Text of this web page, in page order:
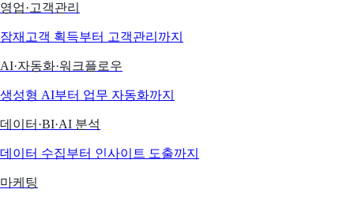
영업·고객관리
잠재고객 획득부터 고객관리까지
AI·자동화·워크플로우
생성형 AI부터 업무 자동화까지
데이터·BI·AI 분석
데이터 수집부터 인사이트 도출까지
마케팅